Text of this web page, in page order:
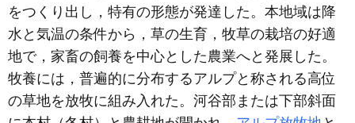
をつくり出し，特有の形態が発達した。本地域は降
水と気温の条件から，草の生育，牧草の栽培の好適
地で，家畜の飼養を中心とした農業へと発展した。
牧養には，普遍的に分布するアルプと称される高位
の草地を放牧に組み入れた。河谷部または下部斜面